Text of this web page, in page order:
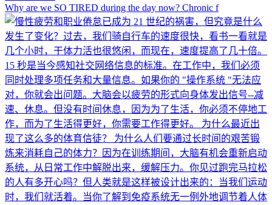
Why are we SO TIRED during the day now? Chronic f